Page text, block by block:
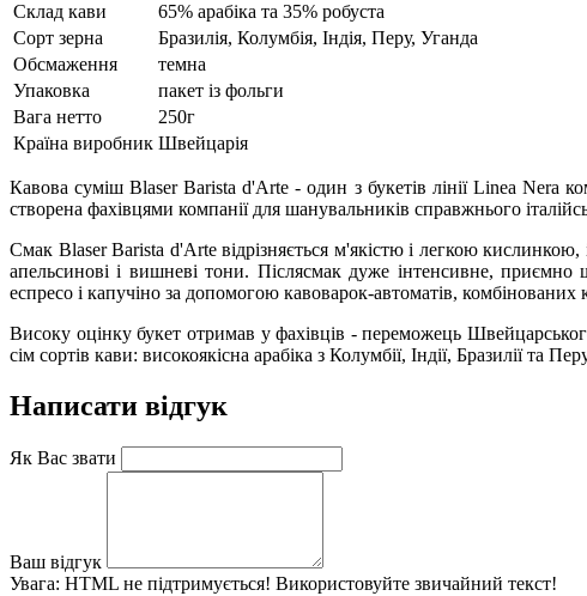
Склад кави
65% арабіка та 35% робуста
Сорт зерна
Бразилія, Колумбія, Індія, Перу, Уганда
Обсмаження
темна
Упаковка
пакет із фольги
Вага нетто
250г
Країна виробник Швейцарія
Кавова суміш Blaser Barista d'Arte - один з букетів лінії Linea Nera
створена фахівцями компанії для шанувальників справжнього
Смак Blaser Barista d'Arte відрізняється м'якістю і легкою кислинкою,
апельсинові і вишневі тони. Післясмак дуже інтенсивне,
еспресо і капучіно за допомогою кавоварок-автоматів, комбінованих
Високу оцінку букет отримав у фахівців - переможець
сім сортів кави: високоякісна арабіка з Колумбії, Індії, Бразилії та
Написати відгук
Як Вас звати
Ваш відгук
Увага: HTML не підтримується! Використовуйте звичайний текст!